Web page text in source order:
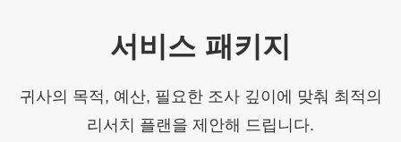
서비스 패키지
귀사의 목적, 예산, 필요한 조사 깊이에 맞춰 최적의
리서치 플랜을 제안해 드립니다.